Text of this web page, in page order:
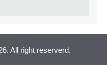
All right reserverd.